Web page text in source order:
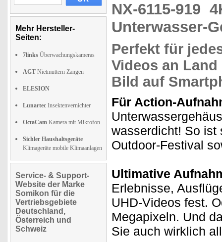
Mehr Hersteller-
Seiten:
7links Überwachungskameras
AGT Nietmuttern Zangen
ELESION
Lunartec Insektenvernichter
OctaCam Kamera mit Mikrofon
Sichler Haushaltsgeräte
Klimageräte mobile Klimaanlagen
Service- & Support-
Website der Marke
Somikon für die
Vertriebsgebiete
Deutschland,
Österreich und
Schweiz
NX-6115-919
Unterwasser-
Perfekt für
Videos an
Bild auf
Für Action-
wasserdicht! So ist
Outdoor-Festival
Ultimative
Erlebnisse,
UHD-Videos fest.
Megapixeln. Und
Sie auch wirklich